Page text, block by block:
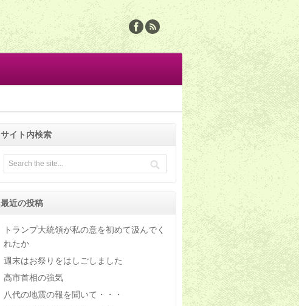
サイト内検索
最近の投稿
トランプ大統領が私の意を初めて汲んでく
れたか
週末はお祭りをはしごしました
高市首相の強気
八代の地震の報を聞いて・・・